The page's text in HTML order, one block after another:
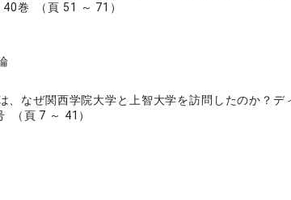
巻 （頁 51 ～ 71）
、なぜ関西学院大学と上智大学を訪問したのか？デ
（頁 7 ～ 41）